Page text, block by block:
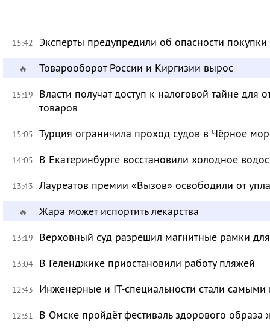
15:42 Эксперты предупредили об опасности
🔥 Товарооборот России и Киргизии вырос
15:19
Власти получат доступ к налоговой тайне для
товаров
15:05 Турция ограничила проход судов в Чёрное
14:05 В Екатеринбурге восстановили холодное
13:43 Лауреатов премии «Вызов» освободили от
🔥 Жара может испортить лекарства
13:19 Верховный суд разрешил магнитные рамки
13:04 В Геленджике приостановили работу пляжей
12:43 Инженерные и IT-специальности стали
12:31 В Омске пройдёт фестиваль здорового